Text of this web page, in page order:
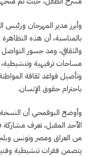
وأبرز مدير المهرجان ورئيس
بالمناسبة، أن هذه
والثقافي، ومد جسور
مساحات ترفيهية وتنشيطية،
وتأصيل قواعد ثقافة
باحترام حقوق الإنسان.
وأوضح البوقمحي أن النسخة
الأحد المقبل، تعرف
من العراق ومصر وتونس
يتضمن فقرات تنشيطية